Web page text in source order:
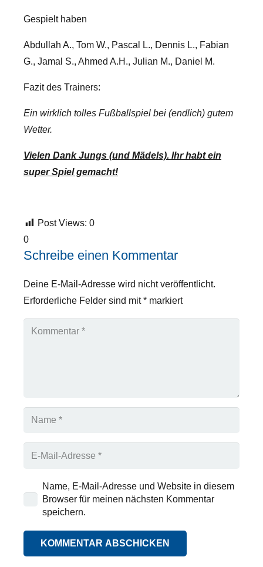
Gespielt haben
Abdullah A., Tom W., Pascal L., Dennis L., Fabian
G., Jamal S., Ahmed A.H., Julian M., Daniel M.
Fazit des Trainers:
Ein wirklich tolles Fußballspiel bei (endlich) gutem
Wetter.
Vielen Dank Jungs (und Mädels). Ihr habt ein
super Spiel gemacht!
Post Views: 0
0
Schreibe einen Kommentar
Deine E-Mail-Adresse wird nicht veröffentlicht.
Erforderliche Felder sind mit* markiert
Name, E-Mail-Adresse und Website in diesem
Browser für meinen nächsten Kommentar
speichern.
KOMMENTAR ABSCHICKEN